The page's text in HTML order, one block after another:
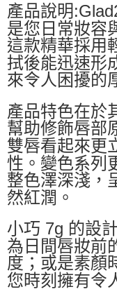
產品說明
是您日常妝容
這款精華採用
拭後能迅速形
來令人困擾的
產品特色在於
幫助修飾唇部
雙唇看起來更
性。變色系列
整色澤深淺，
然紅潤。
小巧 7g 的設
為日間唇妝前
度；或是素顏
您時刻擁有令